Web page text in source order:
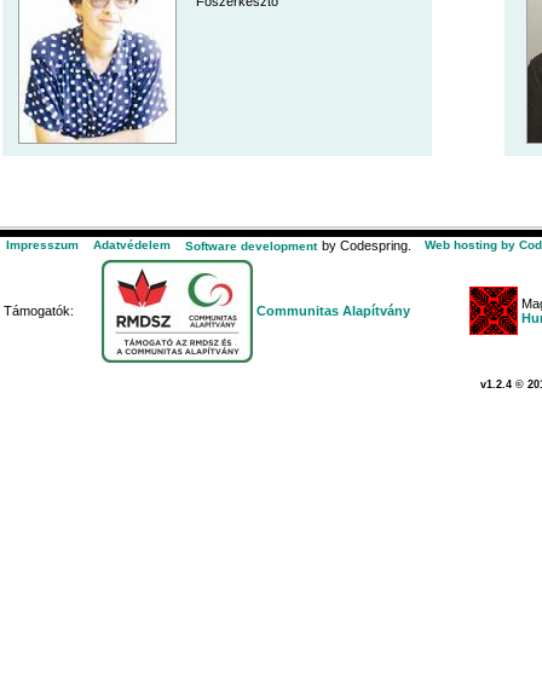
Impresszum Adatvédelem Software development by Codespring. Web hosting by
Támogatók: Communitas Alapítvány
v1.2.4 ©